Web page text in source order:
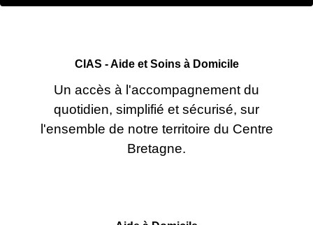
CIAS - Aide et Soins à Domicile
Un accès à l'accompagnement du
quotidien, simplifié et sécurisé, sur
l'ensemble de notre territoire du Centre
Bretagne.